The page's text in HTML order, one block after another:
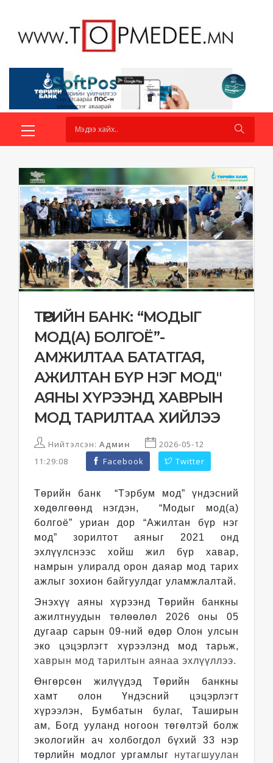
ТӨРИЙН БАНК: “МОДЫГ
МОД(А) БОЛГОЁ”-
АМЖИЛТАА БАТАТГАЯ,
АЖИЛТАН БҮР НЭГ МОД"
АЯНЫ ХҮРЭЭНД ХАВРЫН
МОД ТАРИЛТАА ХИЙЛЭЭ
Нийтэлсэн: Админ
2026-05-12
11:29:08
Facebook Twitter
Төрийн банк “Тэрбум мод” үндэсний
хөдөлгөөнд нэгдэн, “Модыг мод(а)
болгоё” уриан дор “Ажилтан бүр нэг
мод” зорилтот аяныг 2021 онд
эхлүүлснээс хойш жил бүр хавар,
намрын улиралд орон даяар мод тарих
ажлыг зохион байгуулдаг уламжлалтай.
Энэхүү аяны хүрээнд Төрийн банкны
ажилтнуудын төлөөлөл 2026 оны 05
дугаар сарын 09-ний өдөр Олон улсын
эко цэцэрлэгт хүрээлэнд мод тарьж,
хаврын мод тарилтын аянаа эхлүүллээ.
Өнгөрсөн жилүүдэд Төрийн банкны
хамт олон Үндэсний цэцэрлэгт
хүрээлэн, Бумбатын булаг, Таширын
ам, Богд ууланд ногоон төгөлтэй болж
экологийн ач холбогдол бүхий 33 нэр
төрлийн модлог ургамлыг нутагшуулан